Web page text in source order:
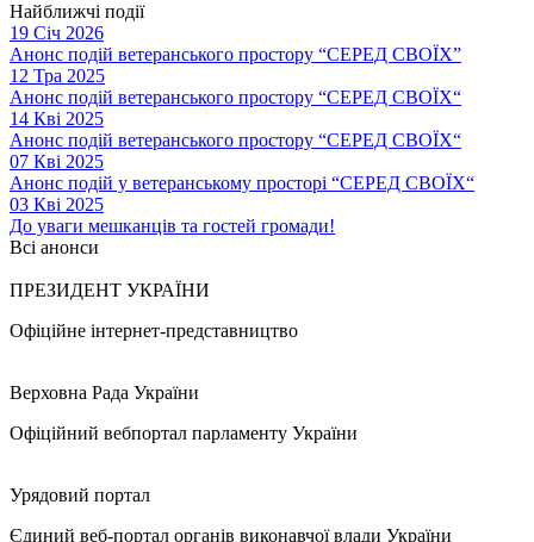
Найближчі події
19 Січ 2026
Анонс подій ветеранського простору “СЕРЕД СВОЇХ”
12 Тра 2025
Анонс подій ветеранського простору “СЕРЕД СВОЇХ“
14 Кві 2025
Анонс подій ветеранського простору “СЕРЕД СВОЇХ“
07 Кві 2025
Анонс подій у ветеранському просторі “СЕРЕД СВОЇХ“
03 Кві 2025
До уваги мешканців та гостей громади!
Всі анонси
ПРЕЗИДЕНТ УКРАЇНИ
Офіційне інтернет-представництво
Верховна Рада України
Офіційний вебпортал парламенту України
Урядовий портал
Єдиний веб-портал органів виконавчої влади України